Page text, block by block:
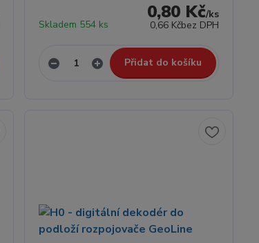
0,80 Kč/ks
0,66 Kčbez DPH
Skladem 554 ks
Přidat do košíku